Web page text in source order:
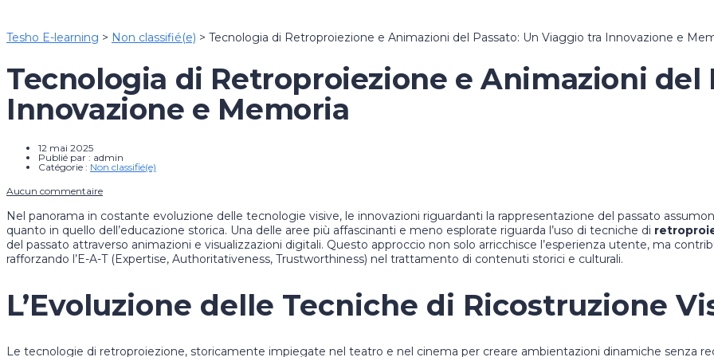
Tesho E-learning > Non classifié(e) > Tecnologia di Retroproiezione e Animazioni del Passato: Un Viaggio tra Innovazione e
Tecnologia di Retroproiezione e Animazioni del
Innovazione e Memoria
12 mai 2025
Publié par : admin
Catégorie : Non classifié(e)
Aucun commentaire
Nel panorama in costante evoluzione delle tecnologie visive, le innovazioni riguardanti la rappresentazione del passato
quanto in quello dell’educazione storica. Una delle aree più affascinanti e meno esplorate riguarda l’uso di tecniche di
del passato attraverso animazioni e visualizzazioni digitali. Questo approccio non solo arricchisce l’esperienza utente, ma
rafforzando l’E-A-T (Expertise, Authoritativeness, Trustworthiness) nel trattamento di contenuti storici e culturali.
L’Evoluzione delle Tecniche di Ricostruzione
Le tecnologie di retroproiezione, storicamente impiegate nel teatro e nel cinema per creare ambientazioni dinamiche senza